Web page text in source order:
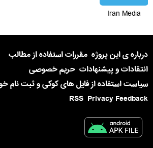
Iran Media
درباره ی این پروژه مقررات استفاده از مطالب
انتقادات و پیشنهادات حریم خصوصی
سیاست استفاده از فایل های کوکی و ثبت نام
Privacy Feedback
RSS